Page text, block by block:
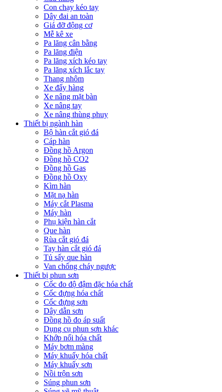
Con chạy kéo tay
Dây đai an toàn
Giá đỡ động cơ
Mễ kê xe
Pa lăng cân bằng
Pa lăng điện
Pa lăng xích kéo tay
Pa lăng xích lắc tay
Thang nhôm
Xe đẩy hàng
Xe nâng mặt bàn
Xe nâng tay
Xe nâng thùng phuy
Thiết bị ngành hàn
Bộ hàn cắt gió đá
Cáp hàn
Đồng hồ Argon
Đồng hồ CO2
Đồng hồ Gas
Đồng hồ Oxy
Kìm hàn
Mặt nạ hàn
Máy cắt Plasma
Máy hàn
Phụ kiện hàn cắt
Que hàn
Rùa cắt gió đá
Tay hàn cắt gió đá
Tủ sấy que hàn
Van chống cháy ngược
Thiết bị phun sơn
Cốc đo độ đậm đặc hóa chất
Cốc đựng hóa chất
Cốc đựng sơn
Dây dẫn sơn
Đồng hồ đo áp suất
Dụng cụ phun sơn khác
Khớp nối hóa chất
Máy bơm màng
Máy khuấy hóa chất
Máy khuấy sơn
Nồi trộn sơn
Súng phun sơn